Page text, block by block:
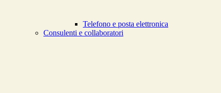
Telefono e posta elettronica
Consulenti e collaboratori